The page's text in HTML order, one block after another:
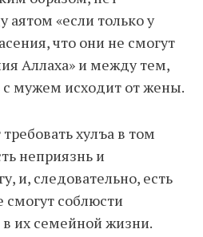
«если только у
что они не смогут
Аллаха» и между тем,
мужем исходит от жены.
хулъа в том
неприязнь и
и, следовательно, есть
смогут соблюсти
в их семейной жизни.